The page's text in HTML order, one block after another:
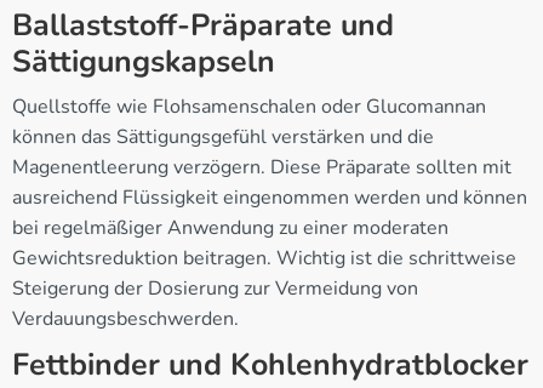
Ballaststoff-Präparate und
Sättigungskapseln
Quellstoffe wie Flohsamenschalen oder Glucomannan
können das Sättigungsgefühl verstärken und die
Magenentleerung verzögern. Diese Präparate sollten mit
ausreichend Flüssigkeit eingenommen werden und können
bei regelmäßiger Anwendung zu einer moderaten
Gewichtsreduktion beitragen. Wichtig ist die schrittweise
Steigerung der Dosierung zur Vermeidung von
Verdauungsbeschwerden.
Fettbinder und Kohlenhydratblocker